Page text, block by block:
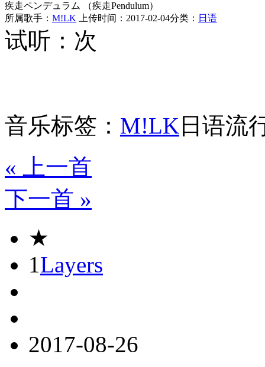
疾走ペンデュラム （疾走Pendulum）
所属歌手： M!LK 上传时间：2017-02-04分类： 日语
试听： 次
音乐标签： M!LK 日语流
« 上一首
下一首 »
★
1Layers
2017-08-26